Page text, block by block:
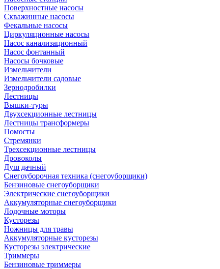
Поверхностные насосы
Скважинные насосы
Фекальные насосы
Циркуляционные насосы
Насос канализационный
Насос фонтанный
Насосы бочковые
Измельчители
Измельчители садовые
Зернодробилки
Лестницы
Вышки-туры
Двухсекционные лестницы
Лестницы трансформеры
Помосты
Стремянки
Трехсекционные лестницы
Дровоколы
Душ дачный
Снегоуборочная техника (снегоуборщики)
Бензиновые снегоуборщики
Электрические снегоуборщики
Аккумуляторные снегоуборщики
Лодочные моторы
Кусторезы
Ножницы для травы
Аккумуляторные кусторезы
Кусторезы электрические
Триммеры
Бензиновые триммеры